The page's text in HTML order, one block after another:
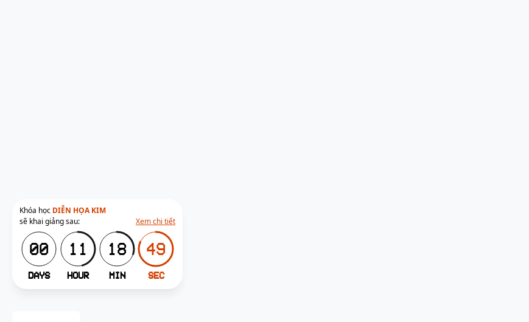
Khóa học DIỄN HỌA KIM
sẽ khai giảng sau:
Xem chi tiết
00
DAYS
11
HOUR
18
MIN
47
SEC